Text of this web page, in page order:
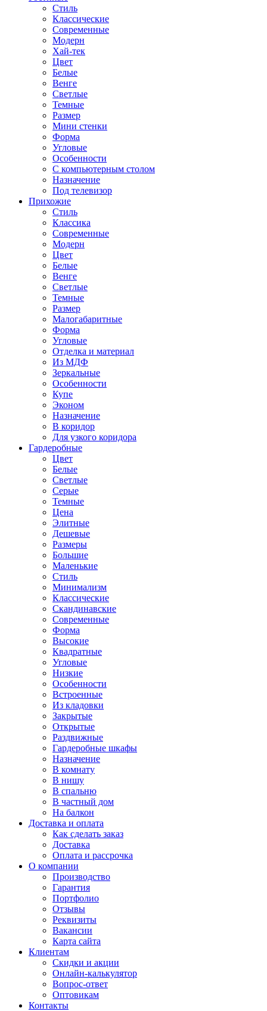
Стиль
Классические
Современные
Модерн
Хай-тек
Цвет
Белые
Венге
Светлые
Темные
Размер
Мини стенки
Форма
Угловые
Особенности
С компьютерным столом
Назначение
Под телевизор
Прихожие
Стиль
Классика
Современные
Модерн
Цвет
Белые
Венге
Светлые
Темные
Размер
Малогабаритные
Форма
Угловые
Отделка и материал
Из МДФ
Зеркальные
Особенности
Купе
Эконом
Назначение
В коридор
Для узкого коридора
Гардеробные
Цвет
Белые
Светлые
Серые
Темные
Цена
Элитные
Дешевые
Размеры
Большие
Маленькие
Стиль
Минимализм
Классические
Скандинавские
Современные
Форма
Высокие
Квадратные
Угловые
Низкие
Особенности
Встроенные
Из кладовки
Закрытые
Открытые
Раздвижные
Гардеробные шкафы
Назначение
В комнату
В нишу
В спальню
В частный дом
На балкон
Доставка и оплата
Как сделать заказ
Доставка
Оплата и рассрочка
О компании
Производство
Гарантия
Портфолио
Отзывы
Реквизиты
Вакансии
Карта сайта
Клиентам
Скидки и акции
Онлайн-калькулятор
Вопрос-ответ
Оптовикам
Контакты